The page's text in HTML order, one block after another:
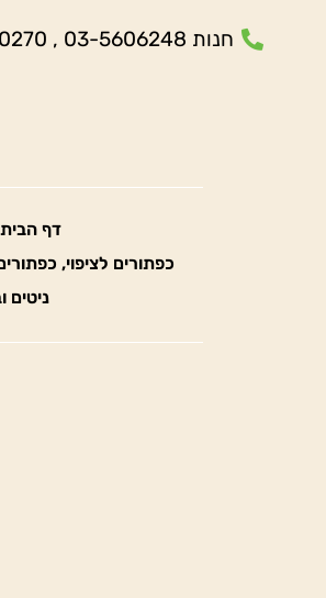
חנות 03-5606248 , 03-5660270
דף הבית
כפתורים לציפוי,
ניטים